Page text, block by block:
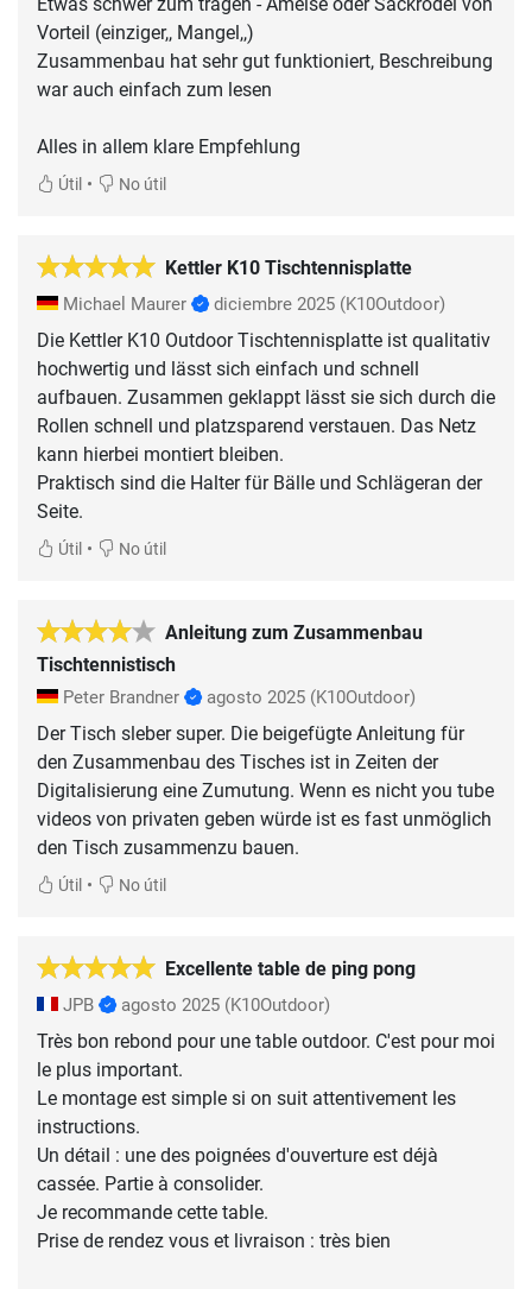
Etwas schwer zum tragen - Ameise oder Sackrodel von
Vorteil (einziger,, Mangel,,)
Zusammenbau hat sehr gut funktioniert, Beschreibung
war auch einfach zum lesen
Alles in allem klare Empfehlung
Útil • No útil
Kettler K10 Tischtennisplatte
Michael Maurer diciembre 2025 (K10Outdoor)
Die Kettler K10 Outdoor Tischtennisplatte ist qualitativ
hochwertig und lässt sich einfach und schnell
aufbauen. Zusammen geklappt lässt sie sich durch die
Rollen schnell und platzsparend verstauen. Das Netz
kann hierbei montiert bleiben.
Praktisch sind die Halter für Bälle und Schlägeran der
Seite.
Útil • No útil
Anleitung zum Zusammenbau
Tischtennistisch
Peter Brandner agosto 2025 (K10Outdoor)
Der Tisch sleber super. Die beigefügte Anleitung für
den Zusammenbau des Tisches ist in Zeiten der
Digitalisierung eine Zumutung. Wenn es nicht you tube
videos von privaten geben würde ist es fast unmöglich
den Tisch zusammenzu bauen.
Útil • No útil
Excellente table de ping pong
JPB agosto 2025 (K10Outdoor)
Très bon rebond pour une table outdoor. C'est pour moi
le plus important.
Le montage est simple si on suit attentivement les
instructions.
Un détail : une des poignées d'ouverture est déjà
cassée. Partie à consolider.
Je recommande cette table.
Prise de rendez vous et livraison : très bien